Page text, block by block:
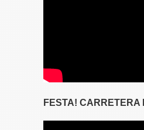
FESTA! CARRETERA